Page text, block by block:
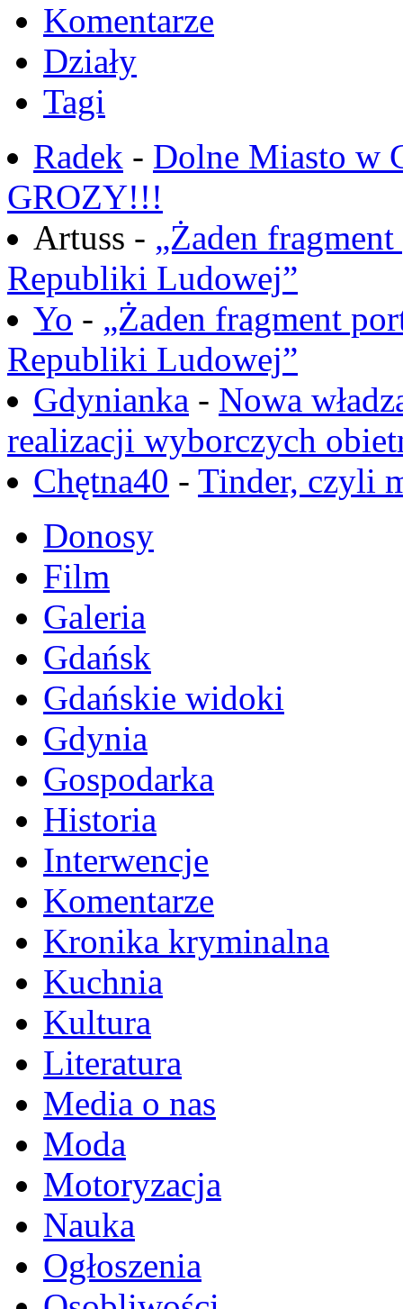
Komentarze
Działy
Tagi
Radek - Dolne Miasto w
GROZY!!!
Artuss - „Żaden
Republiki Ludowej”
Yo - „Żaden fragment
Republiki Ludowej”
Gdynianka - Nowa
realizacji wyborczych
Chętna40 - Tinder, czyli
Donosy
Film
Galeria
Gdańsk
Gdańskie widoki
Gdynia
Gospodarka
Historia
Interwencje
Komentarze
Kronika kryminalna
Kuchnia
Kultura
Literatura
Media o nas
Moda
Motoryzacja
Nauka
Ogłoszenia